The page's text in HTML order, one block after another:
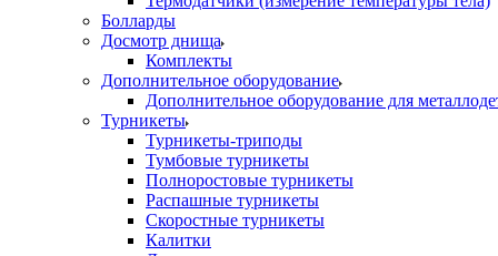
Болларды
Досмотр днища
Комплекты
Дополнительное оборудование
Дополнительное оборудование для
Турникеты
Турникеты-триподы
Тумбовые турникеты
Полноростовые турникеты
Распашные турникеты
Скоростные турникеты
Калитки